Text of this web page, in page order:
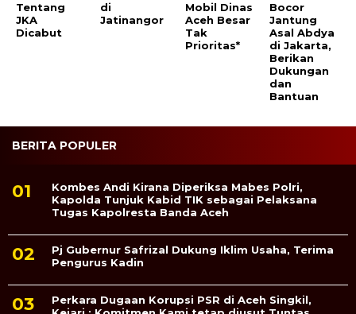
Tentang
JKA
Dicabut
di
Jatinangor
Mobil Dinas
Aceh Besar
Tak
Prioritas*
Bocor
Jantung
Asal Abdya
di Jakarta,
Berikan
Dukungan
dan
Bantuan
BERITA POPULER
Kombes Andi Kirana Diperiksa Mabes Polri,
Kapolda Tunjuk Kabid TIK sebagai Pelaksana
Tugas Kapolresta Banda Aceh
Pj Gubernur Safrizal Dukung Iklim Usaha, Terima
Pengurus Kadin
Perkara Dugaan Korupsi PSR di Aceh Singkil,